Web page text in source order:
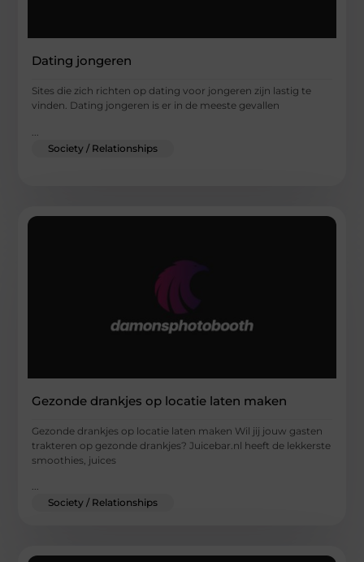
Dating jongeren
Sites die zich richten op dating voor jongeren zijn lastig te
vinden. Dating jongeren is er in de meeste gevallen
Society / Relationships
Gezonde drankjes op locatie laten maken
Gezonde drankjes op locatie laten maken Wil jij jouw gasten
trakteren op gezonde drankjes? Juicebar.nl heeft de lekkerste
smoothies, juices
...
Society / Relationships